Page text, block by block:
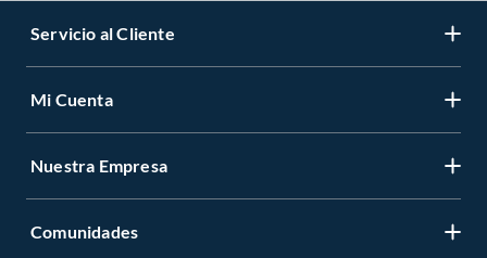
Servicio al Cliente
Mi Cuenta
Nuestra Empresa
Comunidades